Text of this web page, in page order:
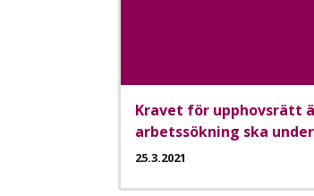
Kravet för upphovsrätt
arbetssökning ska
25.3.2021